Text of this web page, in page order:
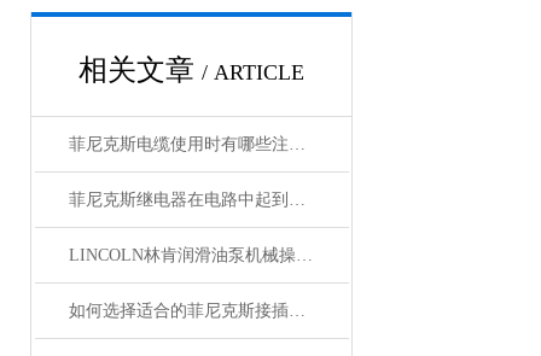
相关文章 / ARTICLE
菲尼克斯电缆使用时有哪些注意事项？
菲尼克斯继电器在电路中起到什么作用？
LINCOLN林肯润滑油泵机械操作原理
如何选择适合的菲尼克斯接插件？